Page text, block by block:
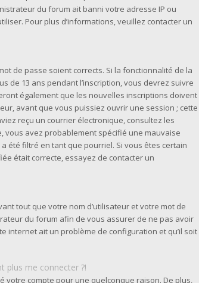
du forum ait banni votre adresse IP ou
Pour plus d’informations, veuillez contacter un
de passe soient corrects. Si la fonctionnalité de la
de 13 ans pendant l’inscription, vous devrez suivre
également que les nouvelles inscriptions doivent
avant que vous puissiez ouvrir une session ; cette
reçu un courrier électronique, consultez les
vous avez probablement spécifié une mauvaise
été filtré en tant que pourriel. Si vous êtes certain
était correcte, essayez de contacter un
tout que votre nom d’utilisateur et votre mot de
du forum afin de vous assurer de ne pas avoir
internet ait un problème de configuration et qu’il soit
plus me connecter ?!
votre compte pour une quelconque raison. De plus,